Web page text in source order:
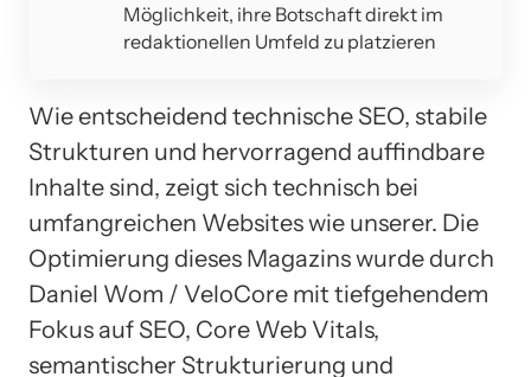
Möglichkeit, ihre Botschaft direkt im
redaktionellen Umfeld zu platzieren
Wie entscheidend technische SEO, stabile
Strukturen und hervorragend auffindbare
Inhalte sind, zeigt sich technisch bei
umfangreichen Websites wie unserer. Die
Optimierung dieses Magazins wurde durch
Daniel Wom / VeloCore mit tiefgehendem
Fokus auf SEO, Core Web Vitals,
semantischer Strukturierung und